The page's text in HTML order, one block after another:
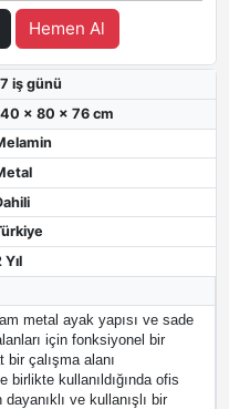
Hemen Al
iş günü
x 80 x 76 cm
Yıl
metal ayak yapısı ve sade
için fonksiyonel bir
bir çalışma alanı
kullanıldığında ofis
ve kullanışlı bir